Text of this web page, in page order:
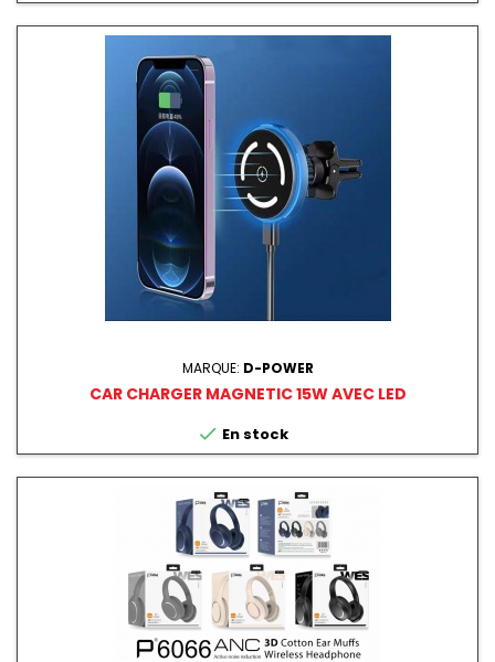
MARQUE: D-POWER
CAR CHARGER MAGNETIC 15W AVEC LED
 En stock